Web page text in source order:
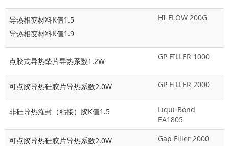
导热相变材料K值1.5
导热相变材料K值1.9
HI-FLOW 200G
点胶式导热垫片导热系数1.2W GP FILLER 1000
可点胶导热硅胶片导热系数2.0W GP FILLER 2000
非硅导热灌封（粘接）胶K值1.5
Liqui-Bond
EA1805
可点胶导热硅胶片导热系数2.0W Gap Filler 2000